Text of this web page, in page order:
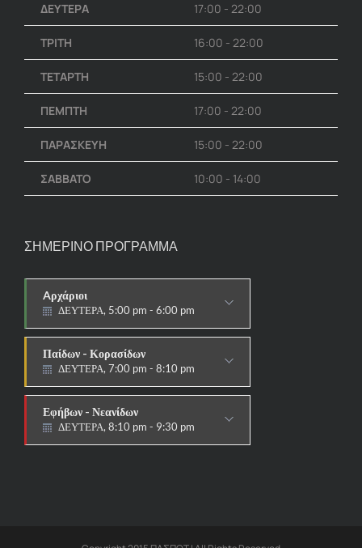
ΔΕΥΤΕΡΑ 17:00 - 22:00
ΤΡΙΤΗ 16:00 - 22:00
ΤΕΤΑΡΤΗ 15:00 - 22:00
ΠΕΜΠΤΗ 17:00 - 22:00
ΠΑΡΑΣΚΕΥΗ 15:00 - 22:00
ΣΑΒΒΑΤΟ 10:00 - 14:00
ΣΗΜΕΡΙΝΟ ΠΡΟΓΡΑΜΜΑ
Aρχάριοι
ΔΕΥΤΕΡΑ, 5:00 pm - 6:00 pm
ΠΑΡΑΔΟΣΙΑΚΟ
Παίδων - Κορασίδων
ΔΕΥΤΕΡΑ, 7:00 pm - 8:10 pm
ΑΓΩΝΙΣΤΙΚΟ
Εφήβων - Νεανίδων
ΔΕΥΤΕΡΑ, 8:10 pm - 9:30 pm